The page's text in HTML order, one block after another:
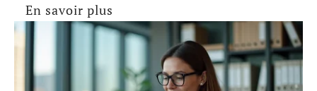
En savoir plus